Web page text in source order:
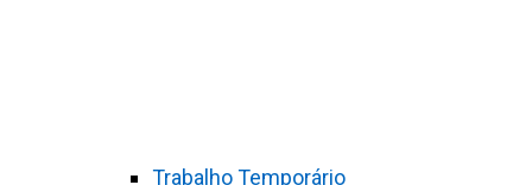
Trabalho Temporário